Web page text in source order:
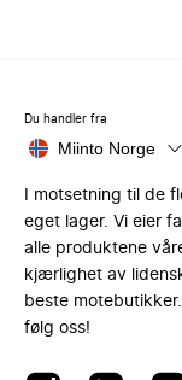
Du handler fra
Miinto Norge
I motsetning til de
eget lager. Vi eier
alle produktene
kjærlighet av
beste
følg oss!